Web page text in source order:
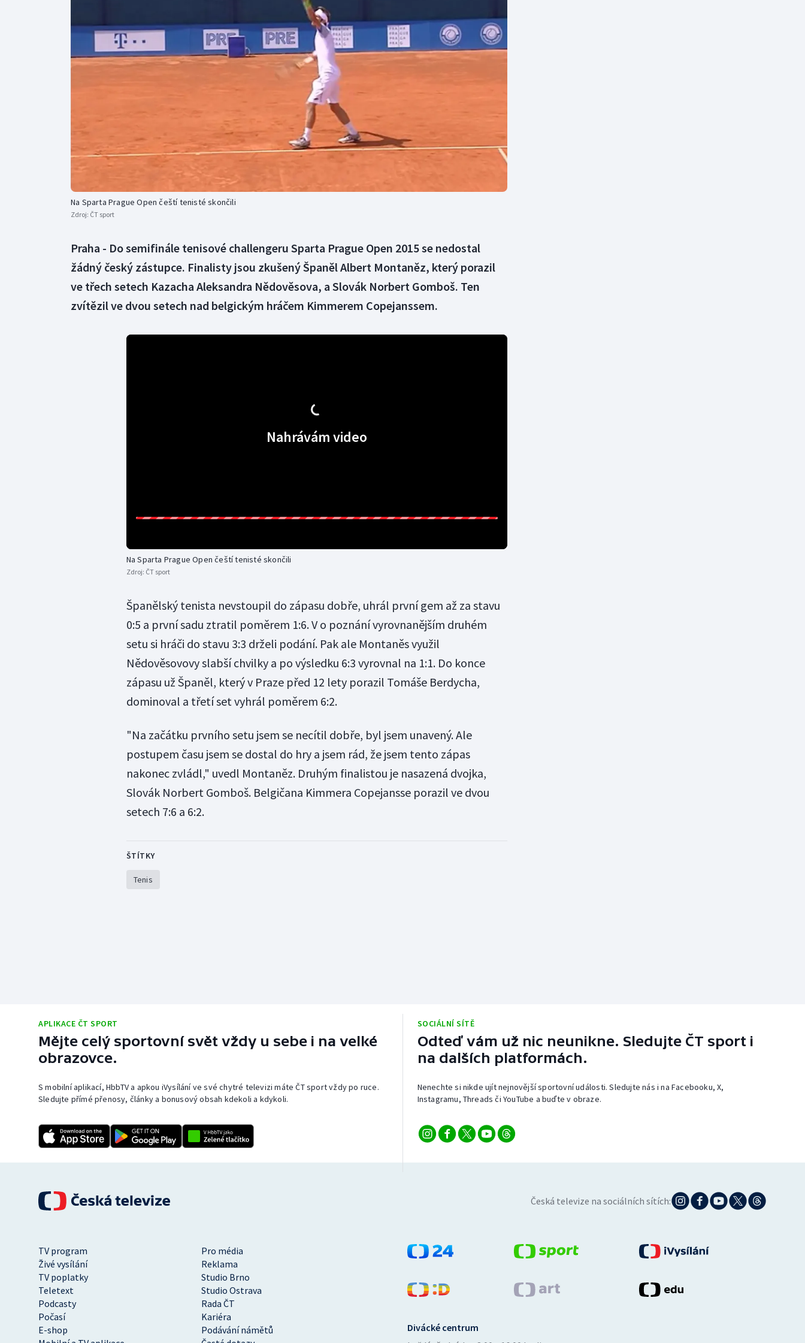
Dostihy
Florbal
Golf
Gymnastika
Moderní pětiboj
Motorsport
Olympijské hry
Parasport
Plavání
Plážový volejbal
Veslování
Vodní slalom
Na Sparta Prague Open čeští tenisté skončili
Zdroj: ČT sport
Praha - Do semifinále tenisové challengeru Sparta Prague Open 2015 se nedostal
žádný český zástupce. Finalisty jsou zkušený Španěl Albert Montaněz, který porazil
ve třech setech Kazacha Aleksandra Nědověsova, a Slovák Norbert Gomboš. Ten
zvítězil ve dvou setech nad belgickým hráčem Kimmerem Copejanssem.
Nahrávám video
Na Sparta Prague Open čeští tenisté skončili
Zdroj: ČT sport
Španělský tenista nevstoupil do zápasu dobře, uhrál první gem až za stavu
0:5 a první sadu ztratil poměrem 1:6. V o poznání vyrovnanějším druhém
setu si hráči do stavu 3:3 drželi podání. Pak ale Montaněs využil
Nědověsovovy slabší chvilky a po výsledku 6:3 vyrovnal na 1:1. Do konce
zápasu už Španěl, který v Praze před 12 lety porazil Tomáše Berdycha,
dominoval a třetí set vyhrál poměrem 6:2.
"Na začátku prvního setu jsem se necítil dobře, byl jsem unavený. Ale
postupem času jsem se dostal do hry a jsem rád, že jsem tento zápas
nakonec zvládl," uvedl Montaněz. Druhým finalistou je nasazená dvojka,
Slovák Norbert Gomboš. Belgičana Kimmera Copejansse porazil ve dvou
setech 7:6 a 6:2.
ŠTÍTKY
Tenis
APLIKACE ČT SPORT
Mějte celý sportovní svět vždy u sebe i na velké
obrazovce.
S mobilní aplikací, HbbTV a apkou iVysílání ve své chytré televizi máte ČT sport vždy po ruce.
Sledujte přímé přenosy, články a bonusový obsah kdekoli a kdykoli.
SOCIÁLNÍ SÍTĚ
Odteď vám už nic neunikne. Sledujte ČT sport i
na dalších platformách.
Nenechte si nikde ujít nejnovější sportovní události. Sledujte nás i na Facebooku, X,
Instagramu, Threads či YouTube a buďte v obraze.
Česká televize na sociálních sítích:
TV program
Pro média
Živé vysílání
Reklama
TV poplatky
Studio Brno
Teletext
Studio Ostrava
Podcasty
Rada ČT
Počasí
Kariéra
E-shop
Podávání námětů
Divácké centrum